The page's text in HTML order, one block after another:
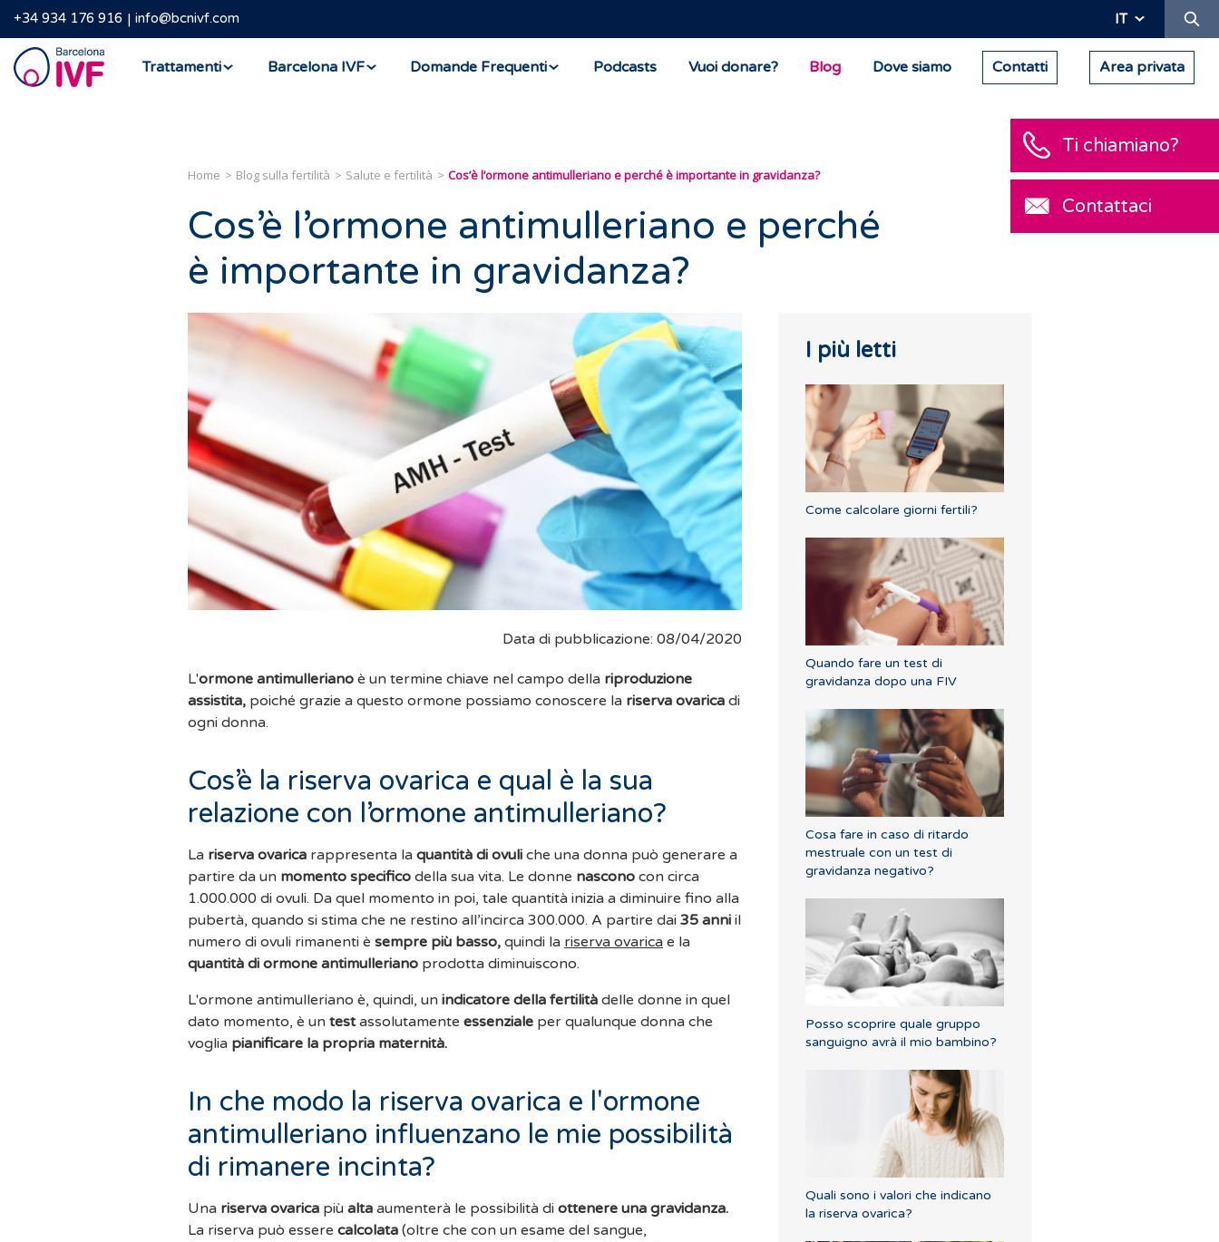
+34 934 176 916 info@bcnivf.com IT
Barcelona
IVF
Trattamenti Barcelona IVF Domande Frequenti Podcasts Vuoi donare? Blog Dove siamo Contatti Area privata
Home Blog sulla fertilità Salute e fertilità Cos’è l’ormone antimulleriano e perché è importante in gravidanza?
Cos’è l’ormone antimulleriano e perché
è importante in gravidanza?
Data di pubblicazione: 08/04/2020
L'ormone antimulleriano è un termine chiave nel campo della riproduzione
assistita, poiché grazie a questo ormone possiamo conoscere la riserva ovarica di
ogni donna.
Cos’è la riserva ovarica e qual è la sua
relazione con l’ormone antimulleriano?
La riserva ovarica rappresenta la quantità di ovuli che una donna può generare a
partire da un momento specifico della sua vita. Le donne nascono con circa
1.000.000 di ovuli. Da quel momento in poi, tale quantità inizia a diminuire fino alla
pubertà, quando si stima che ne restino all’incirca 300.000. A partire dai 35 anni il
numero di ovuli rimanenti è sempre più basso, quindi la riserva ovarica e la
quantità di ormone antimulleriano prodotta diminuiscono.
L'ormone antimulleriano è, quindi, un indicatore della fertilità delle donne in quel
dato momento, è un testassolutamente essenziale per qualunque donna che
voglia pianificare la propria maternità.
In che modo la riserva ovarica e l'ormone
antimulleriano influenzano le mie possibilità
di rimanere incinta?
Una riserva ovarica più alta aumenterà le possibilità di ottenere una gravidanza.
La riserva può essere calcolata (oltre che con un esame del sangue,
I più letti
Come calcolare giorni fertili?
Quando fare un test di
gravidanza dopo una FIV
Cosa fare in caso di ritardo
mestruale con un test di
gravidanza negativo?
Posso scoprire quale gruppo
sanguigno avrà il mio bambino?
Quali sono i valori che indicano
la riserva ovarica?
Ti chiamiano?
Contattaci